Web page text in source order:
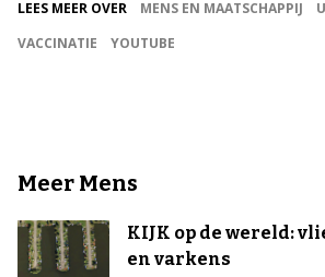
LEES MEER OVER MENS EN MAATSCHAPPIJ
VACCINATIE
YOUTUBE
Meer Mens
KIJK op de wereld:
en varkens